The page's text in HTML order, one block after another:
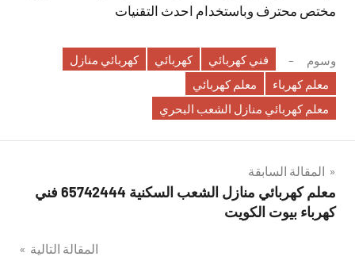
مختص محترف وباستخدام احدث التقنيات
وسوم فني كهربائي كهربائي
كهربائي منازل
معلم كهرباء
معلم كهربائي
معلم كهربائي منازل الشعب البحري
تصفّح
المقالات
المقالة السابقة
معلم كهربائي منازل الشعب السكنية 65742444 فني
كهرباء بيوت الكويت
المقالة التالية